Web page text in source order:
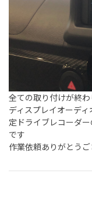
全ての取り付けが終わ
ディスプレイオーデ
定ドライブレコーダ
です
作業依頼ありがとう